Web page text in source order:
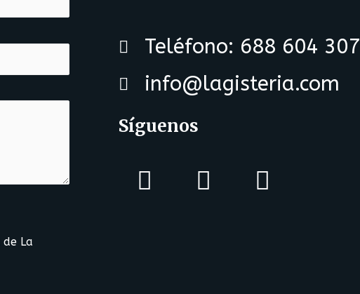
de La
Teléfono: 688 604 307
info@lagisteria.com
Síguenos